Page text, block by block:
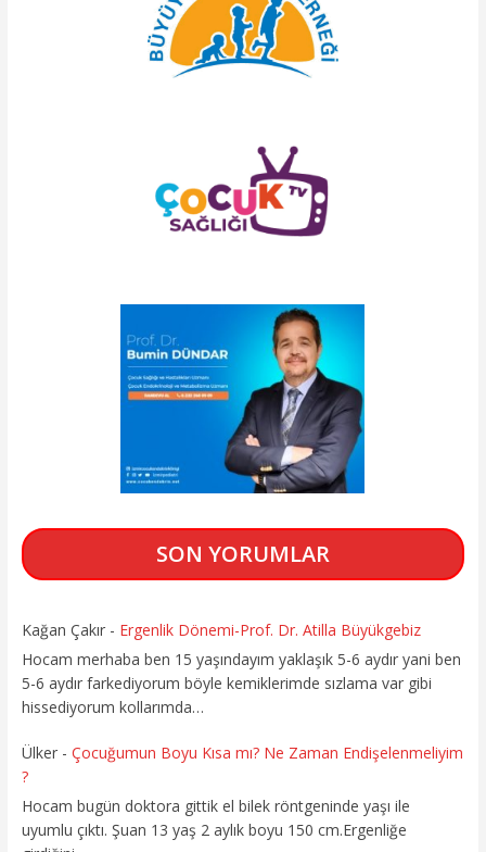
SON YORUMLAR
Kağan Çakır- Ergenlik Dönemi-Prof. Dr. Atilla Büyükgebiz
Hocam merhaba ben 15 yaşındayım yaklaşık 5-6 aydır yani ben
5-6 aydır farkediyorum böyle kemiklerimde sızlama var gibi
hissediyorum kollarımda…
Ülker- Çocuğumun Boyu Kısa mı? Ne Zaman Endişelenmeliyim
?
Hocam bugün doktora gittik el bilek röntgeninde yaşı ile
uyumlu çıktı. Şuan 13 yaş 2 aylık boyu 150 cm.Ergenliğe